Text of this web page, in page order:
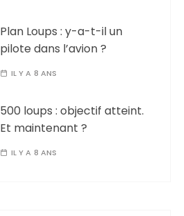
Plan Loups : y-a-t-il un
pilote dans l’avion ?
IL Y A 8 ANS
500 loups : objectif atteint.
Et maintenant ?
IL Y A 8 ANS